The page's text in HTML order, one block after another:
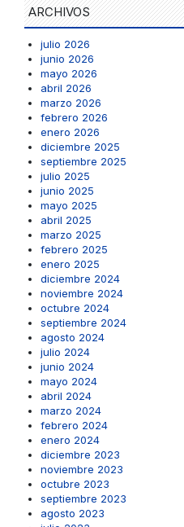
ARCHIVOS
julio 2026
junio 2026
mayo 2026
abril 2026
marzo 2026
febrero 2026
enero 2026
diciembre 2025
septiembre 2025
julio 2025
junio 2025
mayo 2025
abril 2025
marzo 2025
febrero 2025
enero 2025
diciembre 2024
noviembre 2024
octubre 2024
septiembre 2024
agosto 2024
julio 2024
junio 2024
mayo 2024
abril 2024
marzo 2024
febrero 2024
enero 2024
diciembre 2023
noviembre 2023
octubre 2023
septiembre 2023
agosto 2023